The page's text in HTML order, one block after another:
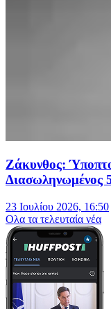
Ζάκυνθος:
Διασωληνωμένος
23 Ιουλίου 2026, 16:50
Oλα τα τελευταία νέα